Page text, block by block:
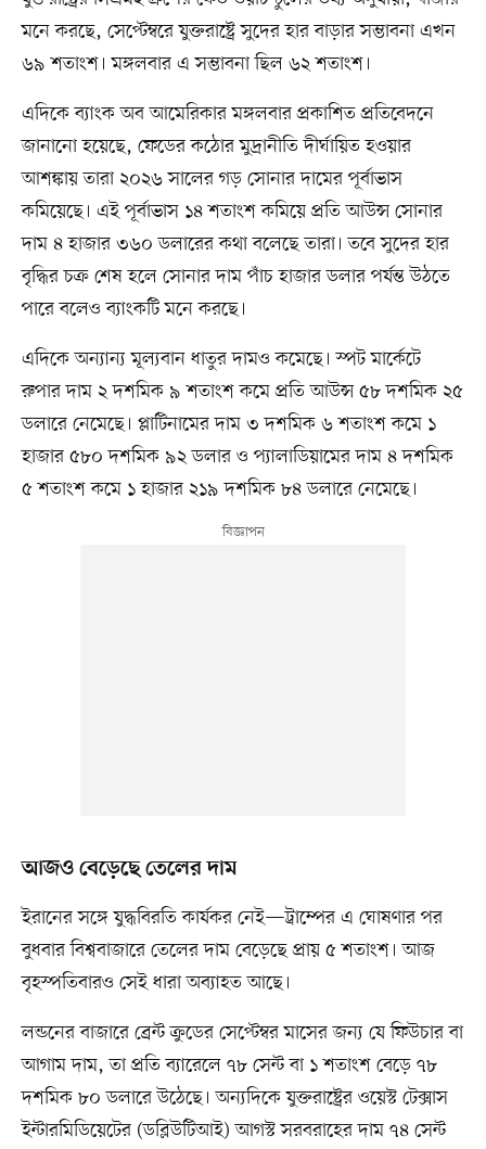
মনে করছে, সেপ্টেম্বরে যুক্তরাষ্ট্রে সুদের হার বাড়ার সম্ভাবনা এখন
৬৯ শতাংশ। মঙ্গলবার এ সম্ভাবনা ছিল ৬২ শতাংশ।
এদিকে ব্যাংক অব আমেরিকার মঙ্গলবার প্রকাশিত প্রতিবেদনে
জানানো হয়েছে, ফেডের কঠোর মুদ্রানীতি দীর্ঘায়িত হওয়ার
আশঙ্কায় তারা ২০২৬ সালের গড় সোনার দামের পূর্বাভাস
কমিয়েছে। এই পূর্বাভাস ১৪ শতাংশ কমিয়ে প্রতি আউন্স সোনার
দাম ৪ হাজার ৩৬০ ডলারের কথা বলেছে তারা। তবে সুদের হার
বৃদ্ধির চক্র শেষ হলে সোনার দাম পাঁচ হাজার ডলার পর্যন্ত উঠতে
পারে বলেও ব্যাংকটি মনে করছে।
এদিকে অন্যান্য মূল্যবান ধাতুর দামও কমেছে। স্পট মার্কেটে
রুপার দাম ২ দশমিক ৯ শতাংশ কমে প্রতি আউন্স ৫৮ দশমিক ২৫
ডলারে নেমেছে। প্লাটিনামের দাম ৩ দশমিক ৬ শতাংশ কমে ১
হাজার ৫৮০ দশমিক ৯২ ডলার ও প্যালাডিয়ামের দাম ৪ দশমিক
৫ শতাংশ কমে ১ হাজার ২১৯ দশমিক ৮৪ ডলারে নেমেছে।
আজও বেড়েছে তেলের দাম
ইরানের সঙ্গে যুদ্ধবিরতি কার্যকর নেই—ট্রাম্পের এ ঘোষণার পর
বুধবার বিশ্ববাজারে তেলের দাম বেড়েছে প্রায় ৫ শতাংশ। আজ
বৃহস্পতিবারও সেই ধারা অব্যাহত আছে।
লন্ডনের বাজারে ব্রেন্ট ক্রুডের সেপ্টেম্বর মাসের জন্য যে ফিউচার বা
আগাম দাম, তা প্রতি ব্যারেলে ৭৮ সেন্ট বা ১ শতাংশ বেড়ে ৭৮
দশমিক ৮০ ডলারে উঠেছে। অন্যদিকে যুক্তরাষ্ট্রের ওয়েস্ট টেক্সাস
ইন্টারমিডিয়েটের (ডব্লিউটিআই) আগস্ট সরবরাহের দাম ৭৪ সেন্ট